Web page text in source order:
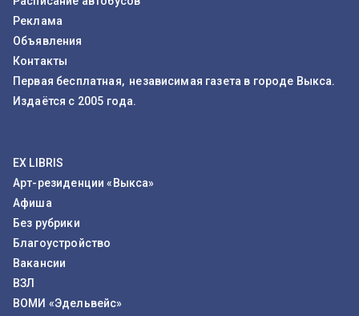
Реклама
Объявления
Контакты
Первая бесплатная, независимая газета в городе Выкса.
Издаётся с 2005 года.
EX LIBRIS
Арт-резиденции «Выкса»
Афиша
Без рубрики
Благоустройство
Вакансии
ВЗЛ
ВОМИ «Эдельвейс»